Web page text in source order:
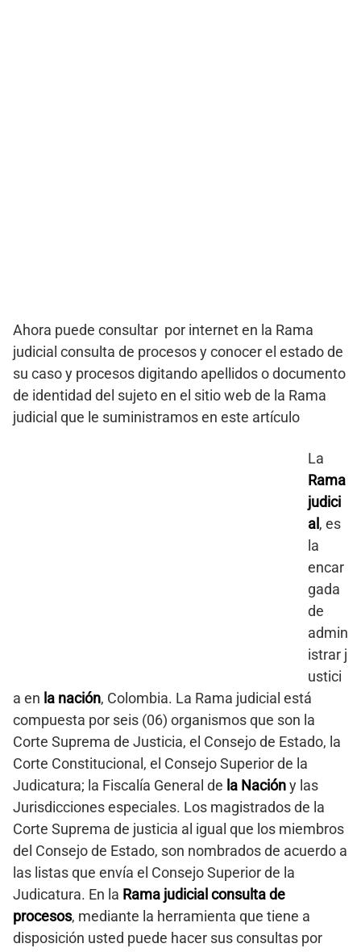
Ahora puede consultar por internet en la Rama
judicial consulta de procesos y conocer el estado de
su caso y procesos digitando apellidos o documento
de identidad del sujeto en el sitio web de la Rama
judicial que le suministramos en este artículo
La
Rama
judici
al, es
la
encar
gada
de
admin
istrar j
ustici
a en la nación, Colombia. La Rama judicial está
compuesta por seis (06) organismos que son la
Corte Suprema de Justicia, el Consejo de Estado, la
Corte Constitucional, el Consejo Superior de la
Judicatura; la Fiscalía General de la Nacióny las
Jurisdicciones especiales. Los magistrados de la
Corte Suprema de justicia al igual que los miembros
del Consejo de Estado, son nombrados de acuerdo a
las listas que envía el Consejo Superior de la
Judicatura. En la Rama judicial consulta de
procesos, mediante la herramienta que tiene a
disposición usted puede hacer sus consultas por